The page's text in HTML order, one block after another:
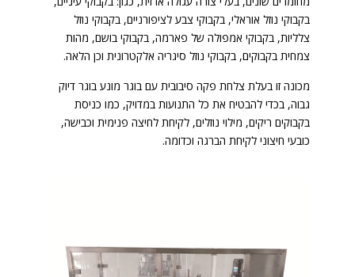
בקבוקי נוזל אוראלי, בקבוקי צבע לציפורניים, בקבוקי נוזל
צלליות, בקבוקי אמפולה של פארמה, בקבוקי בושם, מהות
צמחית בקבוקים, בקבוקי נוזל סיגריה אלקטרונית וכן הלאה.
מכונה זו בעלת צלחת פקה סיבובית עם בוגר מונע בוגר דיוק
גבוה, בכדי להבטיח את כל התנועות במדויק, כמו כניסת
בקבוקים ריקים, מילוי נוזלים, לקיחת לחיצה פנימית וכבישה,
כובעי חיצוני לקיחת הברגה וכדומה.